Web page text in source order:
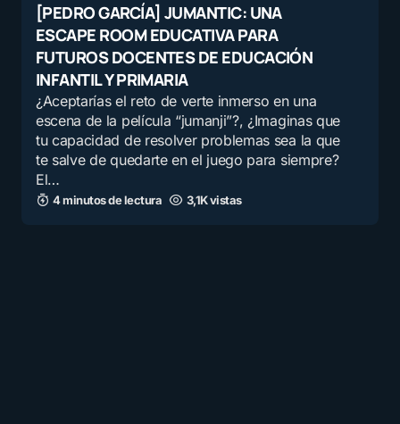
[PEDRO GARCÍA] JUMANTIC: UNA
ESCAPE ROOM EDUCATIVA PARA
FUTUROS DOCENTES DE EDUCACIÓN
INFANTIL Y PRIMARIA
¿Aceptarías el reto de verte inmerso en una
escena de la película “jumanji”?, ¿Imaginas que
tu capacidad de resolver problemas sea la que
te salve de quedarte en el juego para siempre?
El…
4 minutos de lectura 3,1K vistas